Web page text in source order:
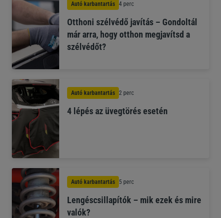
Autó karbantartás 4 perc
Otthoni szélvédő javítás – Gondoltál
már arra, hogy otthon megjavítsd a
szélvédőt?
Autó karbantartás 2 perc
4 lépés az üvegtörés esetén
Autó karbantartás 5 perc
Lengéscsillapítók – mik ezek és mire
valók?